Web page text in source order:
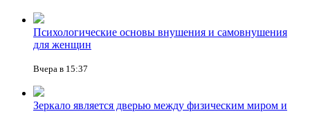
Психологические основы внушения и самовнушения
для женщин
Вчера в 15:37
Зеркало является дверью между физическим миром и